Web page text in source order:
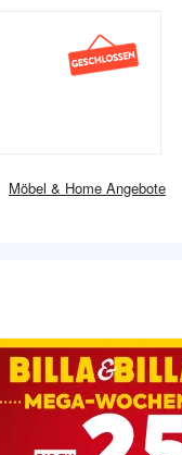
Möbel & Home Angebote